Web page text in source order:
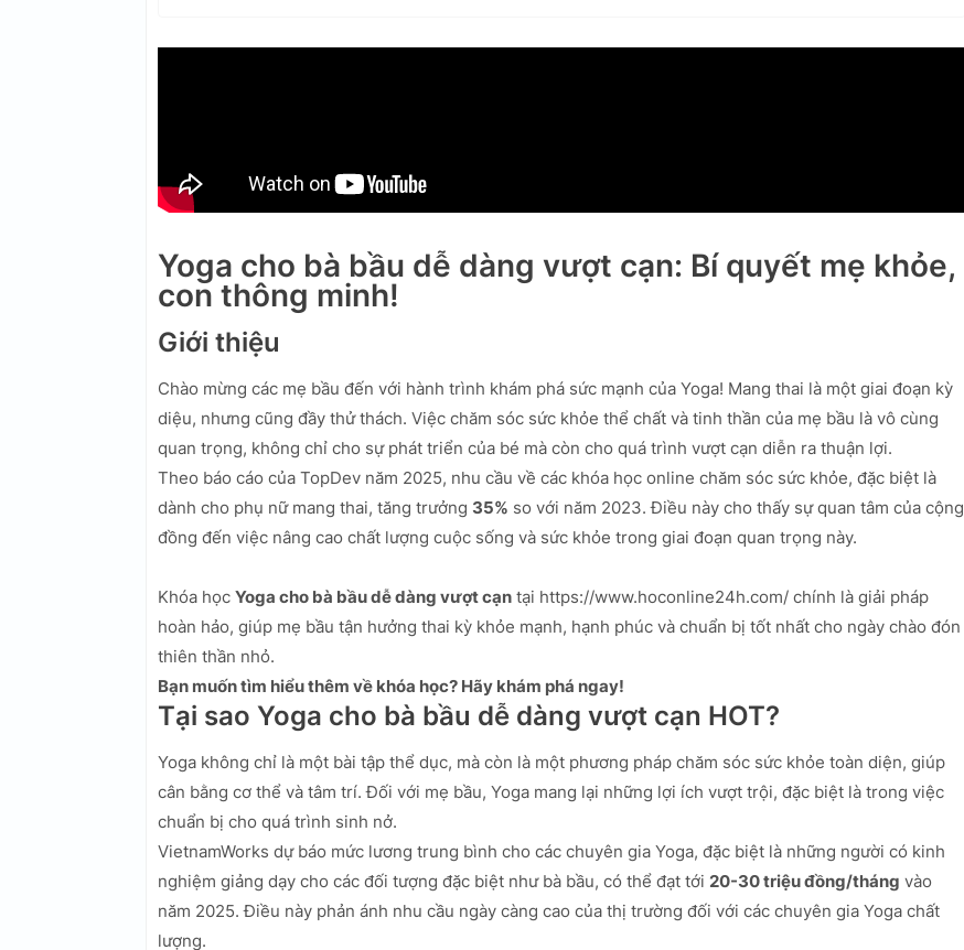
Yoga cho bà bầu dễ dàng vượt cạn: Bí quyết mẹ khỏe,
con thông minh!
Giới thiệu
Chào mừng các mẹ bầu đến với hành trình khám phá sức mạnh của Yoga! Mang thai là một giai đoạn kỳ
diệu, nhưng cũng đầy thử thách. Việc chăm sóc sức khỏe thể chất và tinh thần của mẹ bầu là vô cùng
quan trọng, không chỉ cho sự phát triển của bé mà còn cho quá trình vượt cạn diễn ra thuận lợi.
Theo báo cáo của TopDev năm 2025, nhu cầu về các khóa học online chăm sóc sức khỏe, đặc biệt là
dành cho phụ nữ mang thai, tăng trưởng 35% so với năm 2023. Điều này cho thấy sự quan tâm của cộng
đồng đến việc nâng cao chất lượng cuộc sống và sức khỏe trong giai đoạn quan trọng này.
Khóa học Yoga cho bà bầu dễ dàng vượt cạn tại https://www.hoconline24h.com/ chính là giải pháp
hoàn hảo, giúp mẹ bầu tận hưởng thai kỳ khỏe mạnh, hạnh phúc và chuẩn bị tốt nhất cho ngày chào đón
thiên thần nhỏ.
Bạn muốn tìm hiểu thêm về khóa học? Hãy khám phá ngay!
Tại sao Yoga cho bà bầu dễ dàng vượt cạn HOT?
Yoga không chỉ là một bài tập thể dục, mà còn là một phương pháp chăm sóc sức khỏe toàn diện, giúp
cân bằng cơ thể và tâm trí. Đối với mẹ bầu, Yoga mang lại những lợi ích vượt trội, đặc biệt là trong việc
chuẩn bị cho quá trình sinh nở.
VietnamWorks dự báo mức lương trung bình cho các chuyên gia Yoga, đặc biệt là những người có kinh
nghiệm giảng dạy cho các đối tượng đặc biệt như bà bầu, có thể đạt tới 20-30 triệu đồng/tháng vào
năm 2025. Điều này phản ánh nhu cầu ngày càng cao của thị trường đối với các chuyên gia Yoga chất
lượng.